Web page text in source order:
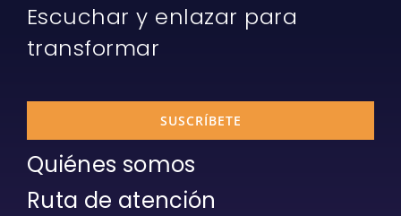
Escuchar y enlazar para
transformar
SUSCRÍBETE
Quiénes somos
Ruta de atención